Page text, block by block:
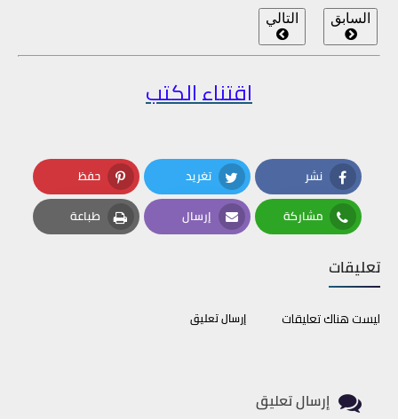
السابق التالي
اقتناء الكتب
نشر
Facebook
تغريد
Twitter
حفظ
Pinterest
مشاركة
Whatsapp
إرسال
Email
طباعة
Print
تعليقات
ليست هناك تعليقات إرسال تعليق
إرسال تعليق